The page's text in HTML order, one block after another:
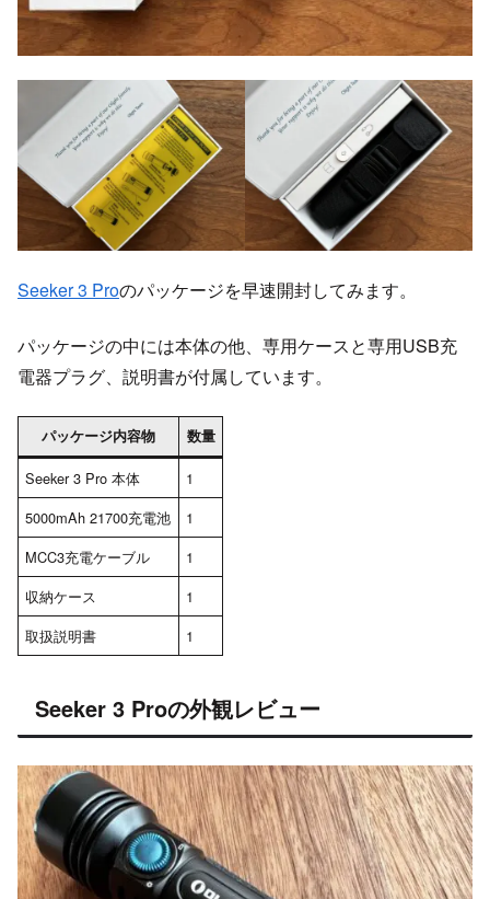
Seeker 3 Proのパッケージを早速開封してみます。
パッケージの中には本体の他、専用ケースと専用USB充
電器プラグ、説明書が付属しています。
パッケージ内容物 数量
Seeker 3 Pro 本体
1
5000mAh 21700充電池
1
MCC3充電ケーブル
1
収納ケース
1
取扱説明書
1
Seeker 3 Proの外観レビュー